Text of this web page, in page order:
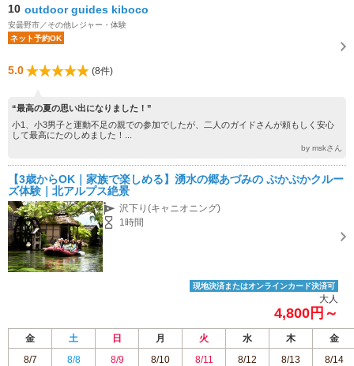
10 outdoor guides kiboco
安曇野市／その他レジャー・体験
ネット予約OK
5.0 (8件)
“最高の夏の思い出になりました！”
小1、小3男子と運動不足の親での参加でしたが、二人のガイドさんが頼もしく安心
して最高にたのしめました！...
by mskさん
【3歳からOK｜家族で楽しめる】湧水の郷あづみの ぷかぷかクルー
ズ体験｜北アルプス絶景
沢下り(キャニオニング)
1時間
現地決済またはオンラインカード決済可
大人
4,800円～
金 土 日 月 火 水 木
金
8/7
8/8 8/9 8/10 8/11 8/12 8/13 8/14